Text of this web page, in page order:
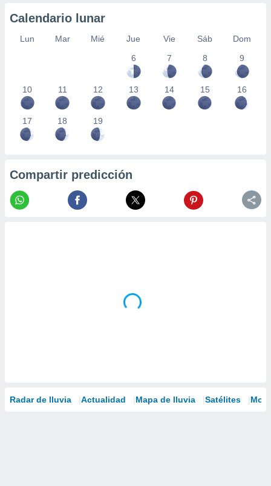
Calendario lunar
Lun Mar Mié Jue Vie Sáb
Dom
6
7 8 9
10 11 12 13 14 15 16
17 18 19
Compartir predicción
Radar de lluvia Actualidad Mapa de lluvia Satélites